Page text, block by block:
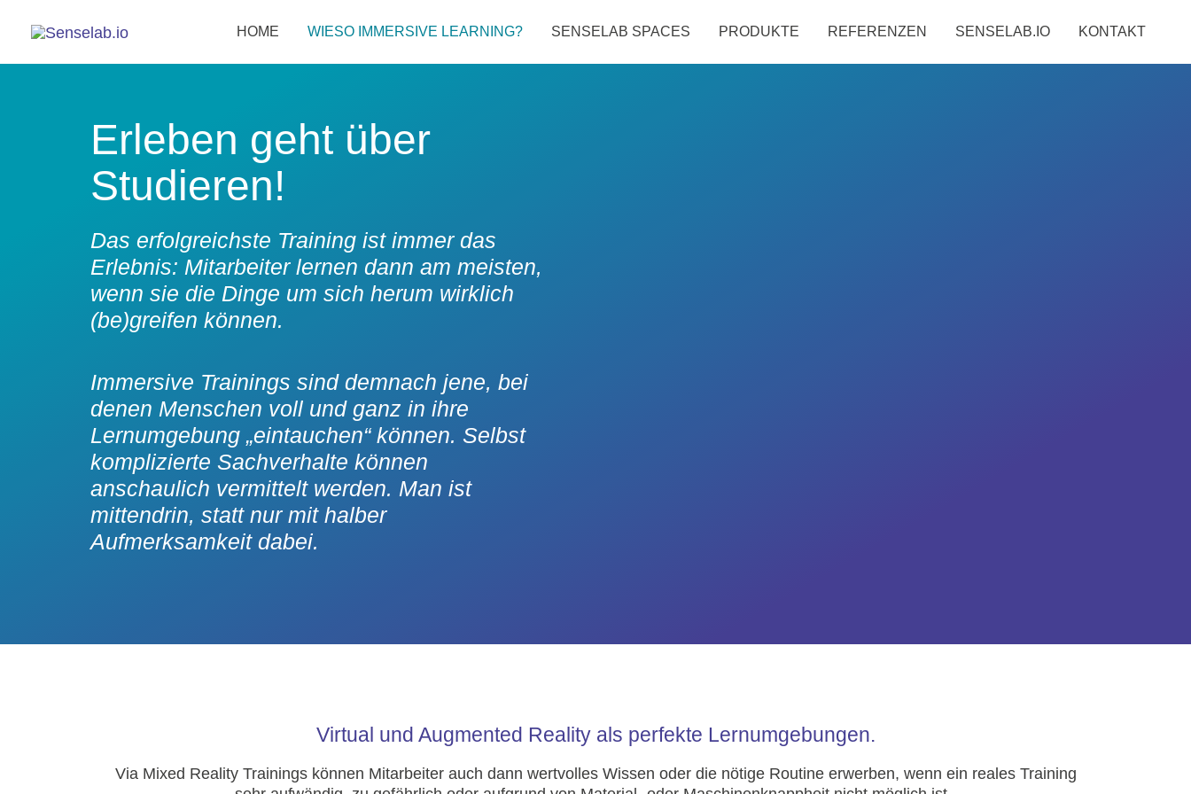
HOME WIESO IMMERSIVE LEARNING? SENSELAB SPACES PRODUKTE REFERENZEN SENSELAB.IO KONTAKT
Erleben geht über
Studieren!
Das erfolgreichste Training ist immer das
Erlebnis: Mitarbeiter lernen dann am meisten,
wenn sie die Dinge um sich herum wirklich
(be)greifen können.
Immersive Trainings sind demnach jene, bei
denen Menschen voll und ganz in ihre
Lernumgebung „eintauchen“ können. Selbst
komplizierte Sachverhalte können
anschaulich vermittelt werden. Man ist
mittendrin, statt nur mit halber
Aufmerksamkeit dabei.
Virtual und Augmented Reality als perfekte Lernumgebungen.
Via Mixed Reality Trainings können Mitarbeiter auch dann wertvolles Wissen oder die nötige Routine erwerben, wenn ein reales Training